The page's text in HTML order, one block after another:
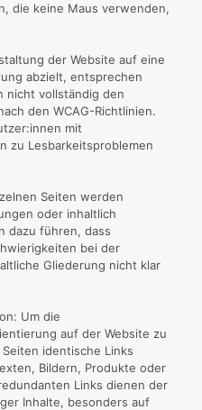
die keine Maus verwenden,
der Website auf eine
abzielt, entsprechen
nicht vollständig den
den WCAG-Richtlinien.
mit
zu Lesbarkeitsproblemen
Seiten werden
oder inhaltlich
dazu führen, dass
bei der
Gliederung nicht klar
Um die
auf der Website zu
identische Links
Bildern, Produkte oder
Links dienen der
Inhalte, besonders auf